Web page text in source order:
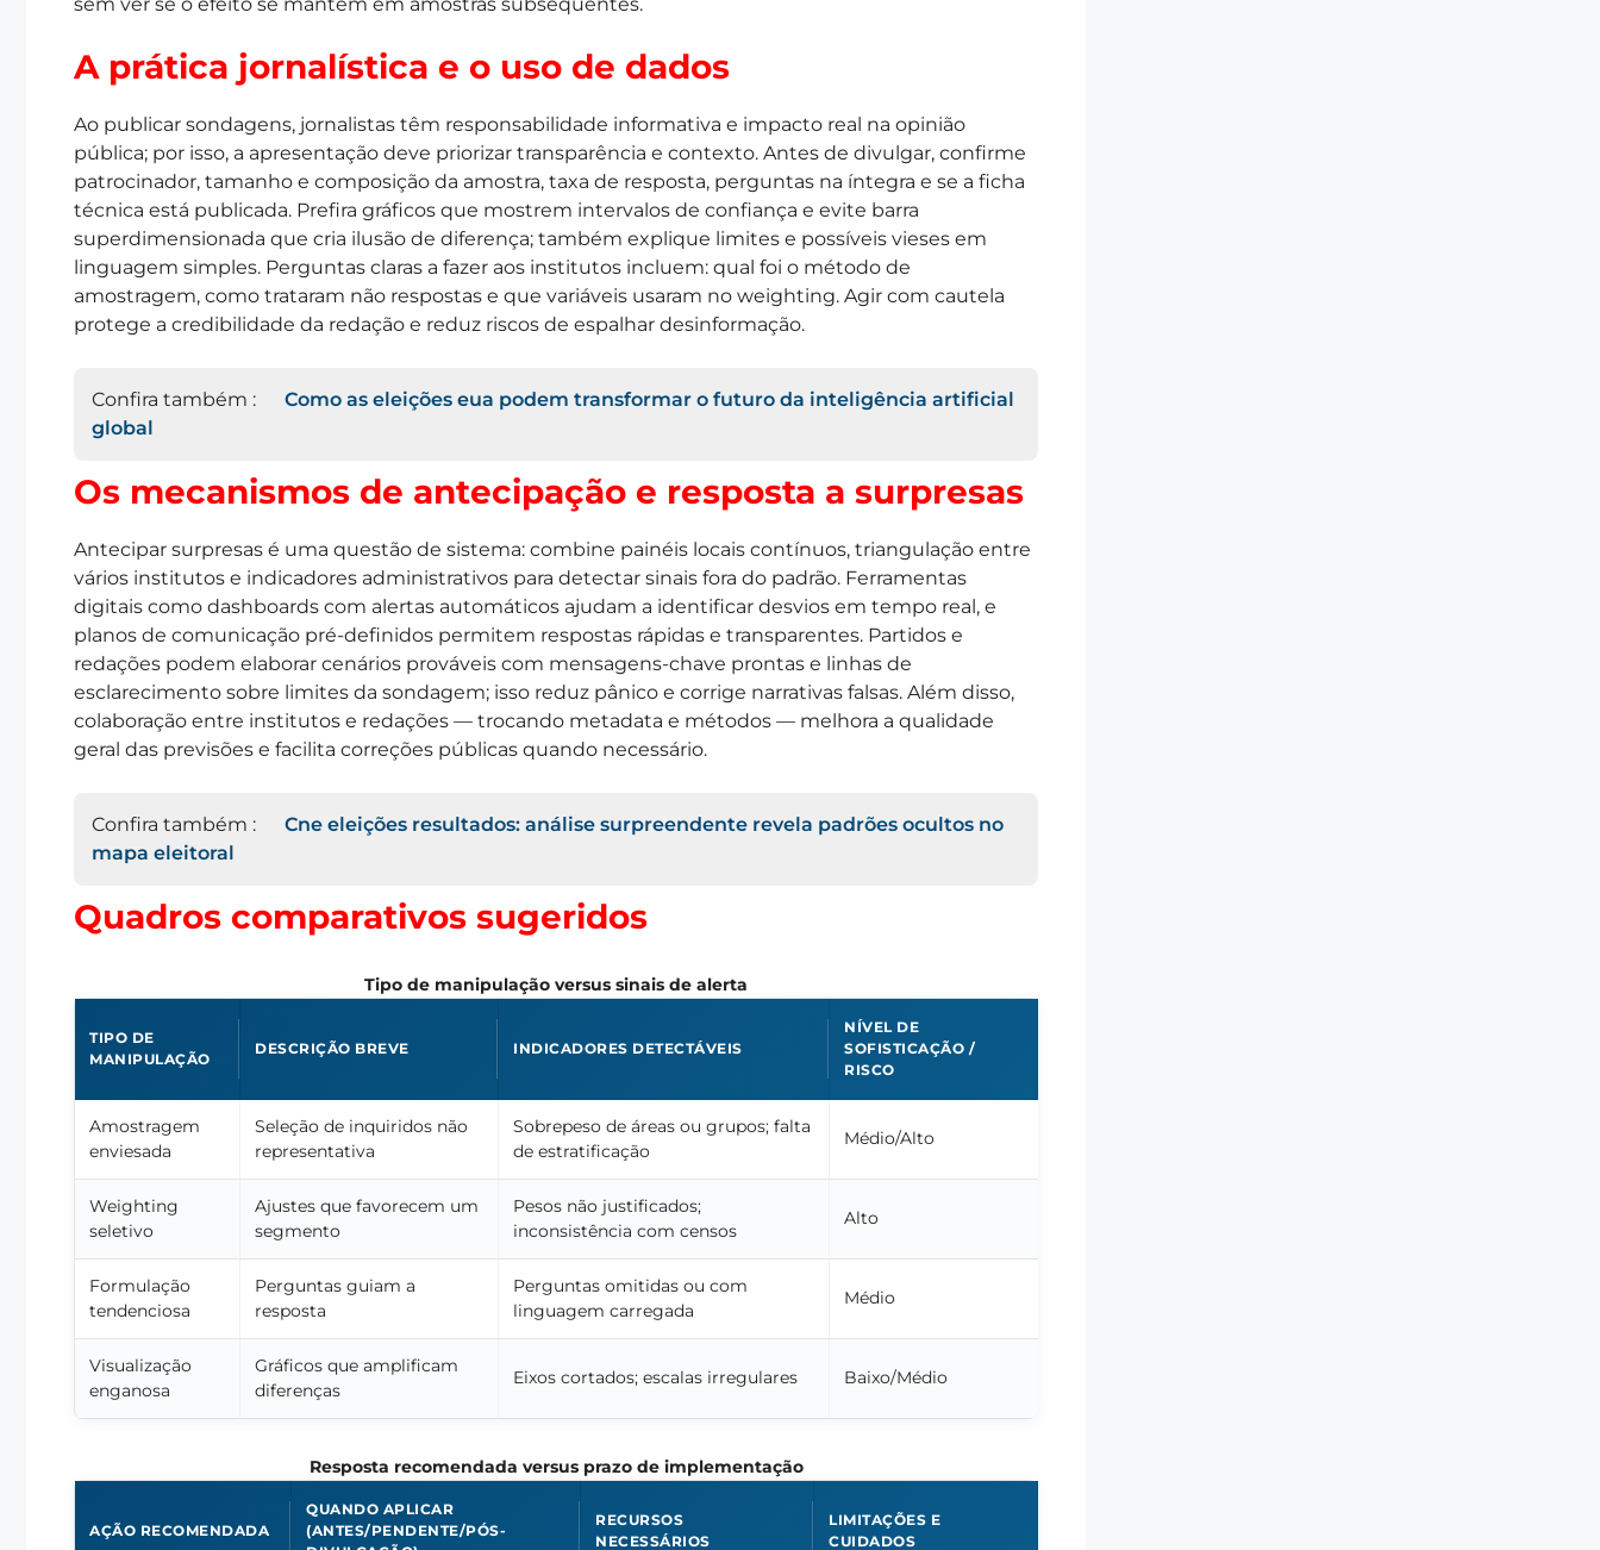
A prática jornalística e o uso de dados
Ao publicar sondagens, jornalistas têm responsabilidade informativa e impacto real na opinião
pública; por isso, a apresentação deve priorizar transparência e contexto. Antes de divulgar, confirme
patrocinador, tamanho e composição da amostra, taxa de resposta, perguntas na íntegra e se a ficha
técnica está publicada. Prefira gráficos que mostrem intervalos de confiança e evite barra
superdimensionada que cria ilusão de diferença; também explique limites e possíveis vieses em
linguagem simples. Perguntas claras a fazer aos institutos incluem: qual foi o método de
amostragem, como trataram não respostas e que variáveis usaram no weighting. Agir com cautela
protege a credibilidade da redação e reduz riscos de espalhar desinformação.
Confira também :
Como as eleições eua podem transformar o futuro da inteligência artificial
global
Os mecanismos de antecipação e resposta a surpresas
Antecipar surpresas é uma questão de sistema: combine painéis locais contínuos, triangulação entre
vários institutos e indicadores administrativos para detectar sinais fora do padrão. Ferramentas
digitais como dashboards com alertas automáticos ajudam a identificar desvios em tempo real, e
planos de comunicação pré-definidos permitem respostas rápidas e transparentes. Partidos e
redações podem elaborar cenários prováveis com mensagens-chave prontas e linhas de
esclarecimento sobre limites da sondagem; isso reduz pânico e corrige narrativas falsas. Além disso,
colaboração entre institutos e redações — trocando metadata e métodos — melhora a qualidade
geral das previsões e facilita correções públicas quando necessário.
Confira também :
Cne eleições resultados: análise surpreendente revela padrões ocultos no
mapa eleitoral
Quadros comparativos sugeridos
Tipo de manipulação versus sinais de alerta
TIPO DE
MANIPULAÇÃO
DESCRIÇÃO BREVE INDICADORES DETECTÁVEIS
NÍVEL DE
SOFISTICAÇÃO /
RISCO
Amostragem
enviesada
Seleção de inquiridos não
representativa
Sobrepeso de áreas ou grupos; falta
de estratificação
Médio/Alto
Weighting
seletivo
Ajustes que favorecem um
segmento
Pesos não justificados;
inconsistência com censos
Alto
Formulação
tendenciosa
Perguntas guiam a
resposta
Perguntas omitidas ou com
linguagem carregada
Médio
Visualização
enganosa
Gráficos que amplificam
diferenças
Eixos cortados; escalas irregulares Baixo/Médio
Resposta recomendada versus prazo de implementação
AÇÃO RECOMENDADA
QUANDO APLICAR
(ANTES/PENDENTE/PÓS-
RECURSOS
NECESSÁRIOS
LIMITAÇÕES E
CUIDADOS